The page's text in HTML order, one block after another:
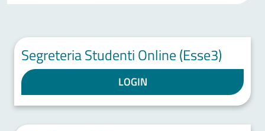
Segreteria Studenti Online (Esse3)
LOGIN